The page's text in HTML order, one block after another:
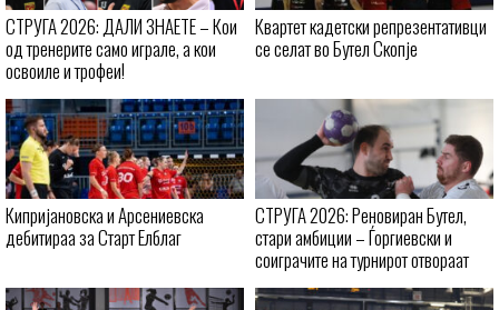
СТРУГА 2026: ДАЛИ ЗНАЕТЕ – Кои
од тренерите само играле, а кои
освоиле и трофеи!
Квартет кадетски репрезентативци
се селат во Бутел Скопје
Кипријановска и Арсениевска
дебитираа за Старт Елблаг
СТРУГА 2026: Реновиран Бутел,
стари амбиции – Ѓоргиевски и
соиграчите на турнирот отвораат
ново поглавје